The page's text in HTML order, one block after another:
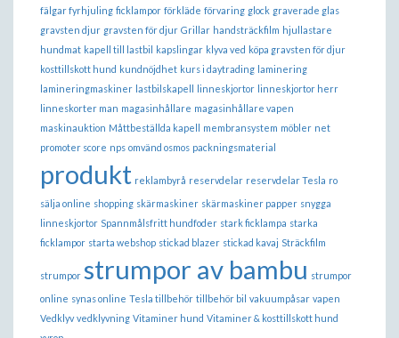
fälgar fyrhjuling ficklampor förkläde förvaring glock graverade glas
gravsten djur gravsten för djur Grillar handsträckfilm hjullastare
hundmat kapell till lastbil kapslingar klyva ved köpa gravsten för djur
kosttillskott hund kundnöjdhet kurs i daytrading laminering
lamineringmaskiner lastbilskapell linneskjortor linneskjortor herr
linneskorter man magasinhållare magasinhållare vapen
maskinauktion Måttbeställda kapell membransystem möbler net
promoter score nps omvänd osmos packningsmaterial
produkt reklambyrå reservdelar reservdelar Tesla ro
sälja online shopping skärmaskiner skärmaskiner papper snygga
linneskjortor Spannmålsfritt hundfoder stark ficklampa starka
ficklampor starta webshop stickad blazer stickad kavaj Sträckfilm
strumpor strumpor av bambu strumpor
online synas online Tesla tillbehör tillbehör bil vakuumpåsar vapen
Vedklyv vedklyvning Vitaminer hund Vitaminer & kosttillskott hund